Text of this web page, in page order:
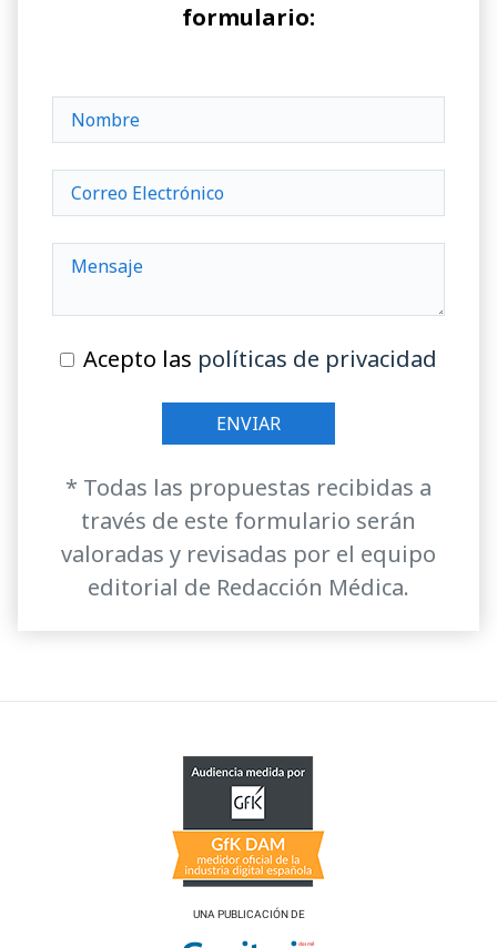
formulario:
Acepto las políticas de privacidad
* Todas las propuestas recibidas a
través de este formulario serán
valoradas y revisadas por el equipo
editorial de Redacción Médica.
UNA PUBLICACIÓN DE